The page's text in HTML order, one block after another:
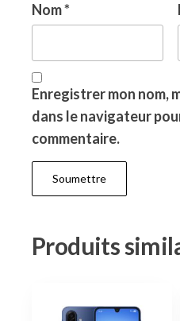
Nom*
Enregistrer mon nom,
dans le navigateur
commentaire.
Produits